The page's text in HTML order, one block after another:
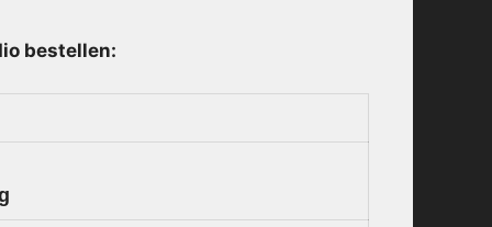
bestellen: